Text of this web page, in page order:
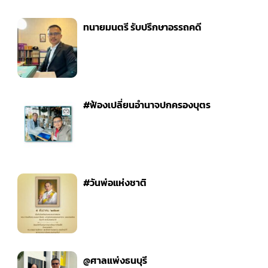
ทนายมนตรี รับปรึกษาอรรถคดี
#ฟ้องเปลี่ยนอำนาจปกครองบุตร
#วันพ่อแห่งชาติ
@ศาลแพ่งธนบุรี